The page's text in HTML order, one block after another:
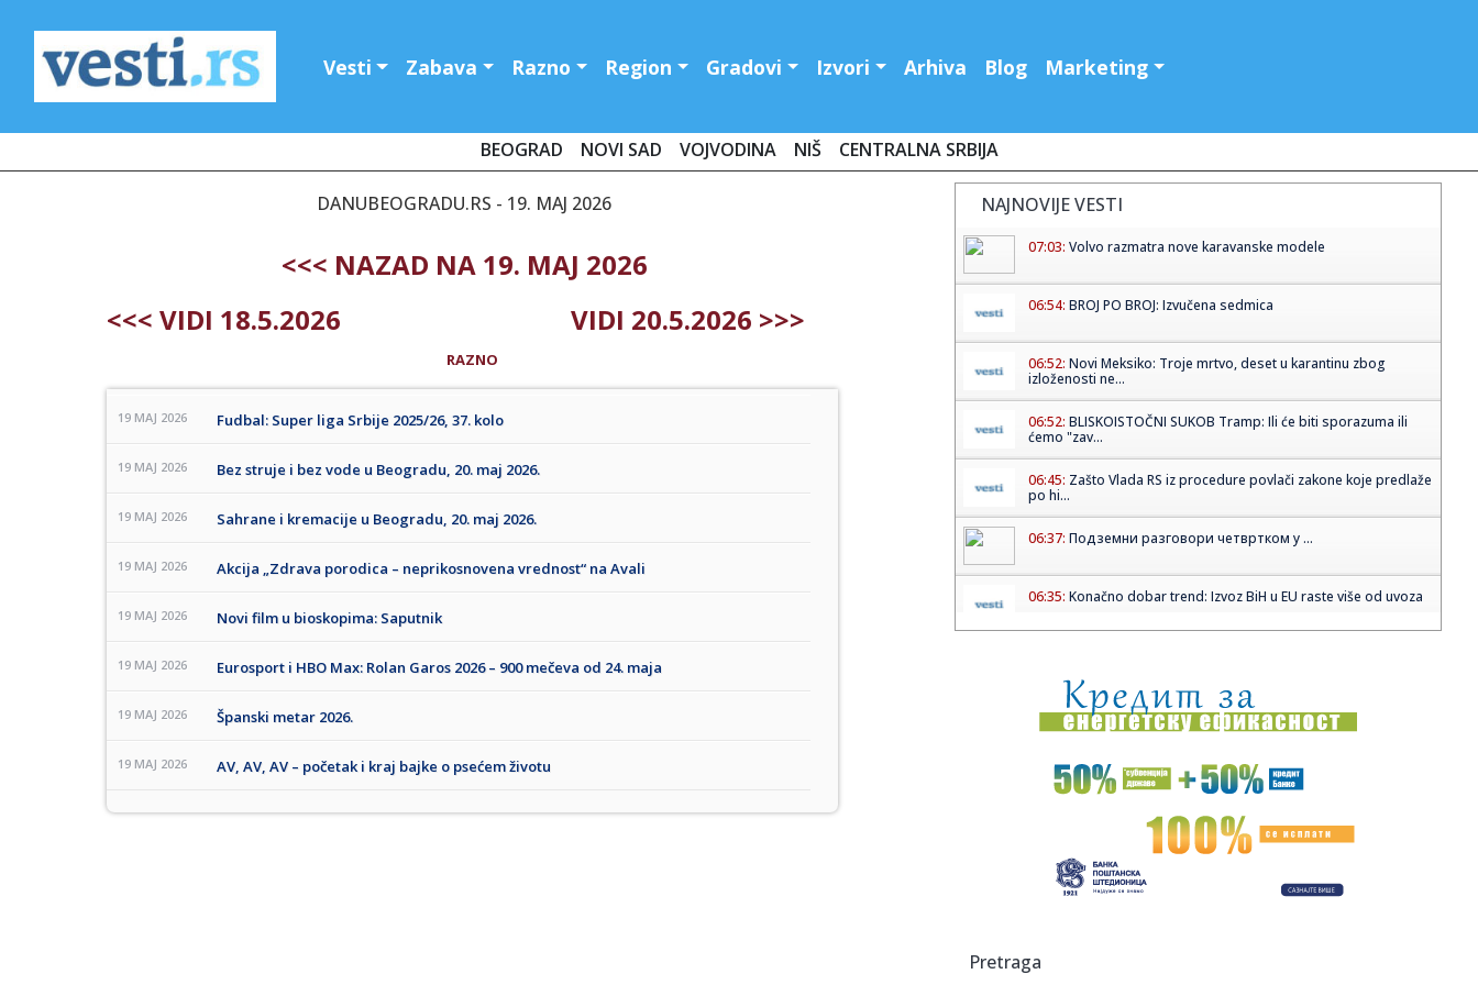
Vesti Zabava Razno Region Gradovi Izvori Arhiva Blog Marketing
BEOGRAD NOVI SAD VOJVODINA NIŠ CENTRALNA SRBIJA
DANUBEOGRADU.RS - 19. MAJ 2026
<<< NAZAD NA 19. MAJ 2026
<<< VIDI 18.5.2026
VIDI 20.5.2026 >>>
RAZNO
19 MAJ 2026 Fudbal: Super liga Srbije 2025/26, 37. kolo
19 MAJ 2026 Bez struje i bez vode u Beogradu, 20. maj 2026.
19 MAJ 2026 Sahrane i kremacije u Beogradu, 20. maj 2026.
19 MAJ 2026 Akcija „Zdrava porodica – neprikosnovena vrednost“ na Avali
19 MAJ 2026 Novi film u bioskopima: Saputnik
19 MAJ 2026 Eurosport i HBO Max: Rolan Garos 2026 – 900 mečeva od 24. maja
19 MAJ 2026 Španski metar 2026.
19 MAJ 2026 AV, AV, AV – početak i kraj bajke o psećem životu
NAJNOVIJE VESTI
07:03: Volvo razmatra nove karavanske modele
06:54: BROJ PO BROJ: Izvučena sedmica
06:52: Novi Meksiko: Troje mrtvo, deset u karantinu zbog
izloženosti ne...
06:52: BLISKOISTOČNI SUKOB Tramp: Ili će biti sporazuma ili
ćemo "zav...
06:45: Zašto Vlada RS iz procedure povlači zakone koje predlaže
po hi...
06:37: Подземни разговори четвртком у ...
06:35: Konačno dobar trend: Izvoz BiH u EU raste više od uvoza
06:34:Danas je praznik Hristovog vaznesenja: Spasovdansku
litiju u Beog...
06:34:UKRAJINSKA KRIZA Zelenski objavio odakle Rusija planira
da napadn...
Nestabilno vreme nad Srbijom! Pljuskovi i pojačan vetar u
05:36:Рецепт дана: Ледене коцке са ...
Dva dana ...
Pretraga